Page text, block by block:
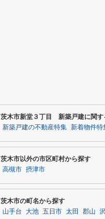
茨木市新堂３丁目 新築戸建に関す
新築戸建の不動産特集 新着物件特
茨木市以外の市区町村から探す
高槻市 摂津市
茨木市の町名から探す
山手台 大池 五日市 太田 郡山